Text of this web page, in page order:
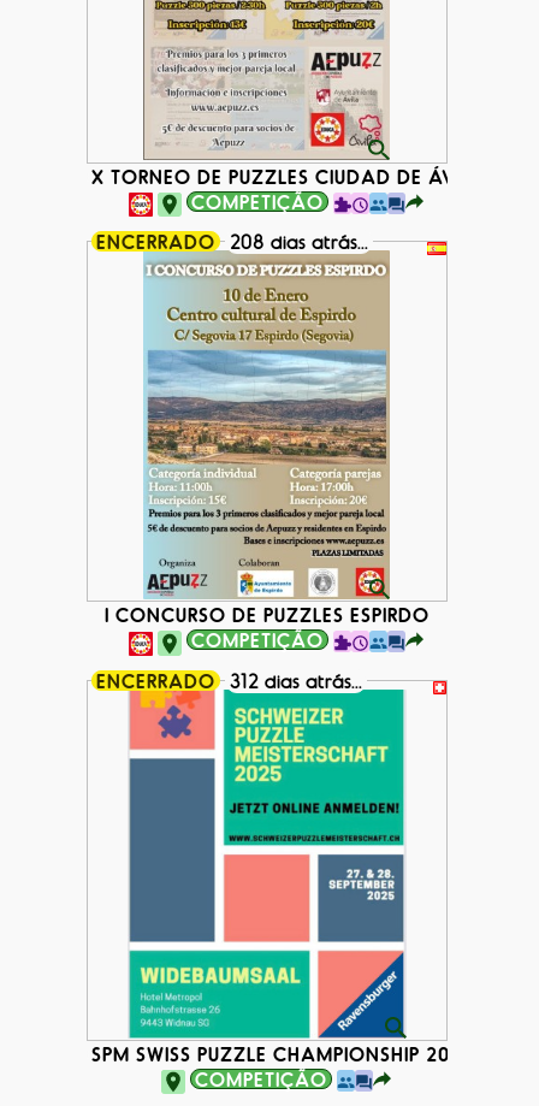
X TORNEO DE PUZZLES CIUDAD DE ÁVILA
COMPETIÇÃO
ENCERRADO
208 dias atrás...
I CONCURSO DE PUZZLES ESPIRDO
COMPETIÇÃO
ENCERRADO
312 dias atrás...
SPM SWISS PUZZLE CHAMPIONSHIP 2025
COMPETIÇÃO